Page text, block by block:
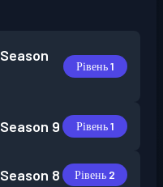
Season
Рівень 1
Season 9 Рівень 1
Season 8 Рівень 2